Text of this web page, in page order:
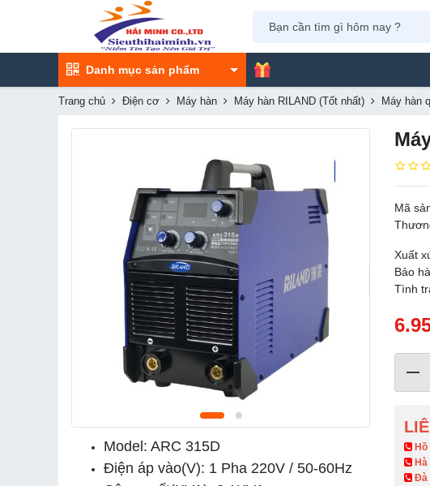
Danh mục sản phẩm
Trang chủ Điện cơ Máy hàn Máy hàn RILAND (Tốt nhất) Máy hàn
Model: ARC 315D
Điện áp vào(V): 1 Pha 220V / 50-60Hz
Mã
Xuất
Bảo
Tình
Đà